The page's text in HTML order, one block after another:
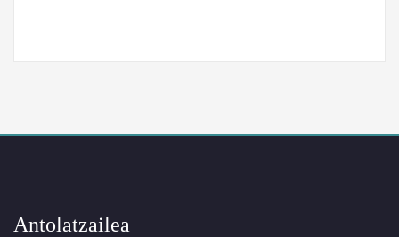
Antolatzailea